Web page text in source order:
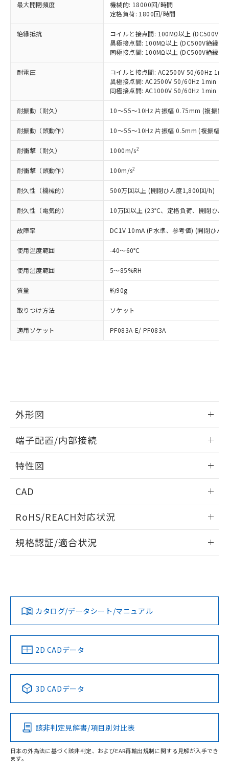
最大開閉頻度
機械的: 18000回/時間
定格負荷: 1800回/時間
絶縁抵抗
コイルと接点間: 100MΩ以上 (DC500V絶
異極接点間: 100MΩ以上 (DC500V絶縁抵
同極接点間: 100MΩ以上 (DC500V絶縁抵
耐電圧
コイルと接点間: AC2500V 50/60Hz 1min
異極接点間: AC2500V 50/60Hz 1min
同極接点間: AC1000V 50/60Hz 1min
耐振動（耐久） 10～55～10Hz 片振幅 0.75mm (複振幅
耐振動（誤動作） 10～55～10Hz 片振幅 0.5mm (複振幅
耐衝撃（耐久） 1000m/s2
耐衝撃（誤動作） 100m/s2
耐久性（機械的） 500万回以上 (開閉ひん度1,800回/h)
耐久性（電気的） 10万回以上 (23℃、定格負荷、開閉ひん
故障率 DC1V 10mA (P水準、参考値) (開閉ひん
使用温度範囲 -40～60℃
使用湿度範囲 5～85%RH
質量 約90g
取りつけ方法 ソケット
適用ソケット PF083A-E/ PF083A
外形図
外形図
端子配置/内部接続
端子配置/内部接続
特性図
開閉容量
CAD
ドすることができます。
ログイン/会員登録
ダウンロードデータをご利用いただく前に、以下を必ずお読
みください。
ソフトウェアの使用条件
RoHS/REACH対応状況
EU RoHS 注意事項・凡例
対応済み
中国 RoHS 注意事項・凡例
Pb Hg Cd Cr(VI)
O
規格認証/適合状況
LR型式承認
（イギリス
船舶規格）
DNV型式承認
（ノルウェー
BV型式承認
（フランス
KR型式
（韓国
No No No No
この製品の規格認証/適合状況ページへ
その他の認証はこちらのページからご検索ください
カタログ/データシート/マニュアル
2D CADデータ
3D CADデータ
該非判定見解書/項目別対比表
日本の外為法に基づく該非判定、およびEAR再輸出規制に関する見解が入手でき
ます。
当社制御機器事業取扱商品の中には、
本サービスの対象外となる商品もある
ことをご了承ください。
在庫状況および標準価格照会結果は、
記載している更新日時点での社内デー
タに基づき作成されるものであり、閲
覧された時点での実際の在庫および標
準価格とは異なる場合があることをご
了承ください。
正式な納期状況および標準価格はお客
様のお取引先、またはお客様担当のオ
ムロン制御機器販売店・当社販売員に
ご相談ください。
オムロン制御機器販売店や当社販売拠
販売ネットワーク
」をご確認
ください。
在庫状況および標準価格結果を当社の
事前の承諾なく第三者に漏洩または開
示しないようお願いします。
マイパーツ機能（部品リスト作成サー
メンバーズにご登録されている必要が
登録された部品リストについて、当社
および当社の共同利用者が、当社の製
品・サービスに関するお客様との取
引・商談に必要な範囲で利用すること
をご了承ください。
※当社の共同利用者とは、"個人情報
の共同利用に関して"
の「1.共同利
用者の範囲」に記載されている法人を
害物質有無と関係のない商品です。
仕入先様の事情により、非含有部品として
いたものが、含有品と判明した場合などや
むを得ず変更することがあります。
*EU RoHS指令（10物質）：
ミウム(Cd) 100ppm以下、
六価クロム(Cr(Ⅵ)) 1000ppm以下、ポリ臭化ビフェニル
類(PBB) 1000ppm以下、ポリ臭化ジフェニルエーテル類
(PBDE) 1000ppm以下、フタル酸ビス(2-エチルヘキシ
ルベンジル（BBP） 1000ppm以下、フタル酸ジブチル
（DBP） 1000ppm以下、フタル酸ジイソブチル
(DIBP) 1000ppm以下
但し、RoHS指令で産業用監視および制御機器に対する
フタル酸エステル類の４物質については閾値を超える意
※2 対応予定月
部品在庫の切り替え状況などにより、予定
月が前後することがあります。
※3 非含有証明書ダウンロード
51物質の非含有証明書（当社基準）
※本証明書は発行日時点で非含有を証明す
欄に対応日を記載しておりました。
既に当社にて対応品への在庫切替を完了
していることから、特段のことがない限
り、2022年1月12日より割愛しておりま
す。
基準値以下であることを示します。
「×」：最大均質材料含有率が中国RoHSの
基準値を超えていることを示します。
「－」：未確認です。当社販売部門へお問
Pb(鉛) :1000ppm、 Hg(水銀) : 1000ppm、 Cd(カドミウ
Cr(Ⅵ)(六価クロム) : 1000ppm、 PBBs(ポリ臭化ビフェ
DBP(フタル酸ジブチル) : 1000ppm、 DIBP(フタル酸ジ
イソブチル) : 1000ppm、 BBP(フタル酸ブチルベンジ
ル) : 1000ppm、
DEHP(フタル酸ビス(2-エチルヘキシル)) : 1000ppm
※2 環境保護使用期限
「ｅ」：有害物質（10物質）のすべてが基
準値以下であることを示します。
「10」：通常の使用状況下において有害物
質が外部に漏えいし、環境に深刻な影響を
及ぼさない年数を意味します。
「－」：未確認です。当社販売部門へお問
い合わせください。
為替および外国貿易法に定める商品
（以下｢規制貨物等」という）を輸出
または国外への提供する場合は、日本
国政府の輸出許可(または役務取引許
可)を取得するなどの必要な手続きを
当社は規制貨物を破棄する場合は、完
全に破砕するなど、違法に輸出されな
当社は貴社製品を、核兵器、ミサイ
ル、化学兵器、生物兵器またはその他
武器並びにこれらの製造装置等に一切
使用いたしません。
当社は、貴社製品を第三者に販売する
場合は、上記1、2および3の内容を当
該第三者に通知します。また当社は、
販売先および販売に係わる関係者が違
法に輸出するおそれがある場合は、取
り引きをいたしません。
一定数以上の在庫あり
一定数には満たないが在庫あり
－
在庫なし(最新の在庫状況につ
いては、お客様のお取引先、ま
たはお客様担当のオムロン制御
機器販売店・当社販売員にご確
認ください)
空
受注生産機種、また在庫状況の
情報を公開していない機種